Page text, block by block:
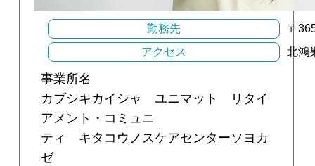
勤務先
〒
アクセス
北鴻
事業所名
カブシキカイシャ ユニマット リタイ
アメント・コミュニ
ティ キタコウノスケアセンターソヨカ
ゼ